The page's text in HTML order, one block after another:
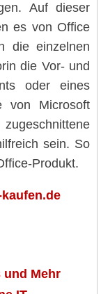
Auf dieser
es von Office
die einzelnen
die Vor- und
oder eines
von Microsoft
sein. So
Produkt.
und Mehr